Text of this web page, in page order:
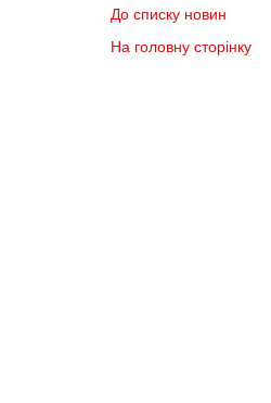
До списку новин
На головну сторінку